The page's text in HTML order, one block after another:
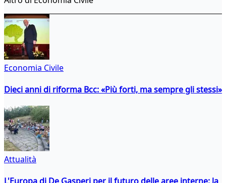
Economia Civile
Dieci anni di riforma Bcc: «Più forti, ma sempre gli stessi»
Attualità